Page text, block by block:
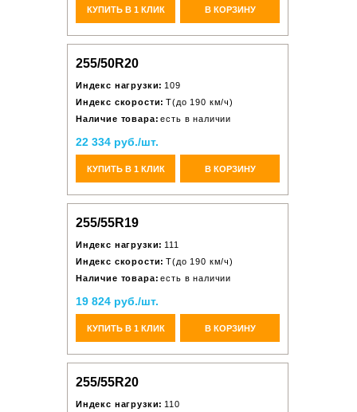
КУПИТЬ В 1 КЛИК В КОРЗИНУ
255/50R20
Индекс нагрузки: 109
Индекс скорости: T(до 190 км/ч)
Наличие товара: есть в наличии
22 334 руб./шт.
КУПИТЬ В 1 КЛИК В КОРЗИНУ
255/55R19
Индекс нагрузки: 111
Индекс скорости: T(до 190 км/ч)
Наличие товара: есть в наличии
19 824 руб./шт.
КУПИТЬ В 1 КЛИК В КОРЗИНУ
255/55R20
Индекс нагрузки: 110